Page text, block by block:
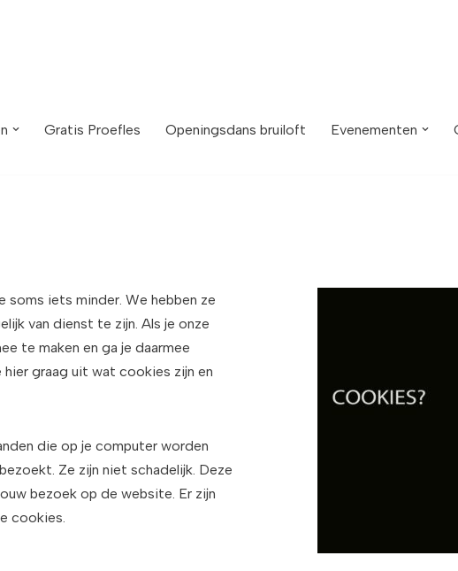
Gratis Proefles Openingsdans bruiloft Evenementen
soms iets minder. We hebben ze
van dienst te zijn. Als je onze
te maken en ga je daarmee
graag uit wat cookies zijn en
die op je computer worden
Ze zijn niet schadelijk. Deze
bezoek op de website. Er zijn
cookies.